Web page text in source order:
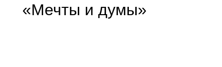
«Мечты и думы»